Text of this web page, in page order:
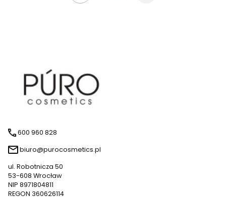
600 960 828
biuro@purocosmetics.pl
ul. Robotnicza 50
53-608 Wrocław
NIP 8971804811
REGON 360626114